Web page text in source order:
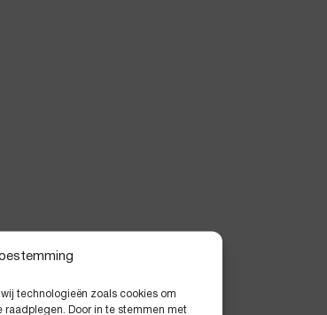
technologieën zoals cookies om
raadplegen. Door in te stemmen met
ook